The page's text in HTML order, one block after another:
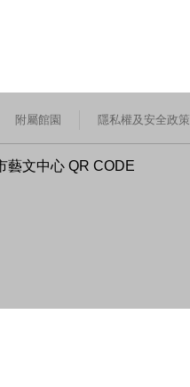
附屬館園 隱私權及安全政策